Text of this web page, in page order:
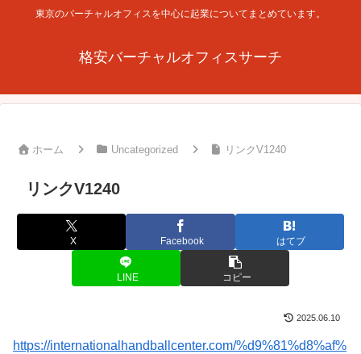
東京のバーチャルオフィスを中心に起業についてまとめています。
格安バーチャルオフィスサーチ
ホーム Uncategorized リンクV1240
リンクV1240
X Facebook はてブ
LINE コピー
2025.06.10
https://internationalhandballcenter.com/%d9%81%d8%af%